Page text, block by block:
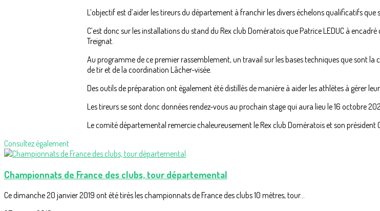
L’objectif est d’aider les tireurs du département à franchir les divers échelons qualificatifs
C’est donc sur les installations du stand du Rex club Domératois que Patrice LEDUC à
Treignat.
Au programme de ce premier rassemblement, un travail sur les bases techniques que sont
de tir et de la coordination Lâcher-visée.
Des outils de préparation ont également été distillés de manière à aider les athlètes à gérer
Les tireurs se sont donc données rendez-vous au prochain stage qui aura lieu le 16 octobre
Le comité départemental remercie chaleureusement le Rex club Domératois et son président
Consultez également
Championnats de France des clubs, tour départemental
Ce dimanche 20 janvier 2019 ont été tirés les championnats de France des clubs 10 mètres, tour...